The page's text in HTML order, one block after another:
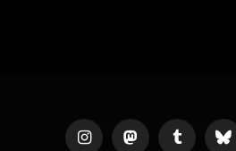
InstagramMastodonTumblr